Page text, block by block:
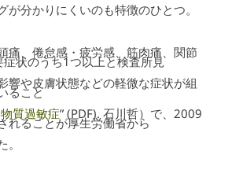
が分かりにくいのも特徴のひとつ。
痛、倦怠感・疲労感、筋肉痛、関節
状のうち1つ以上と検査所見
響や皮膚状態などの軽微な症状が組
ること
質過敏症” (PDF). 石川哲）で、2009
れることが厚生労働省から